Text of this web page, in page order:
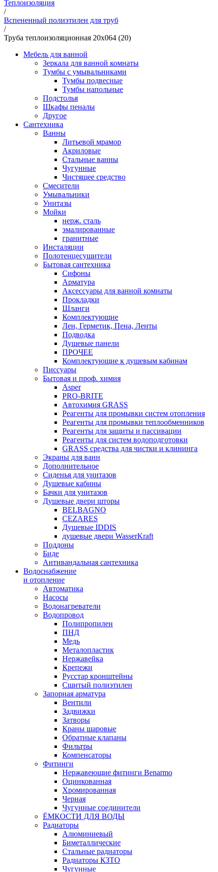
Теплоизоляция
/
Вспененный полиэтилен для труб
/
Труба теплоизоляционная 20х064 (20)
Мебель для ванной
Зеркала для ванной комнаты
Тумбы с умывальниками
Тумбы подвесные
Тумбы напольные
Подстолья
Шкафы пеналы
Другое
Сантехника
Ванны
Литьевой мрамор
Акриловые
Стальные ванны
Чугунные
Чистящее средство
Смесители
Умывальники
Унитазы
Мойки
нерж. сталь
эмалированные
гранитные
Инсталяции
Полотенцесушители
Бытовая сантехника
Сифоны
Арматура
Аксессуары для ванной комнаты
Прокладки
Шланги
Комплектующие
Лен, Герметик, Пена, Ленты
Подводка
Душевые панели
ПРОЧЕЕ
Комплектующие к душевым кабинам
Писсуары
Бытовая и проф. химия
Asper
PRO-BRITE
Автохимия GRASS
Реагенты для промывки систем отопления
Реагенты для промывки теплообменников
Реагенты для защиты и пассивации
Реагенты для систем водоподготовки
GRASS средства для чистки и клининга
Экраны для ванн
Дополнительное
Сиденья для унитазов
Душевые кабины
Бачки для унитазов
Душевые двери шторы
BELBAGNO
CEZARES
Душевые IDDIS
душевые двери WasserKraft
Поддоны
Биде
Антивандальная сантехника
Водоснабжение
и отопление
Автоматика
Насосы
Водонагреватели
Водопровод
Полипропилен
ПНД
Медь
Металопластик
Нержавейка
Крепежи
Русстар кронштейны
Сшитый полиэтилен
Запорная арматура
Вентили
Задвижки
Затворы
Краны шаровые
Обратные клапаны
Фильтры
Компенсаторы
Фитинги
Нержавеющие фитинги Benarmo
Оцинкованная
Хромированная
Черная
Чугунные соединители
ЁМКОСТИ ДЛЯ ВОДЫ
Радиаторы
Алюминиевый
Биметаллические
Стальные радиаторы
Радиаторы КЗТО
Чугунные